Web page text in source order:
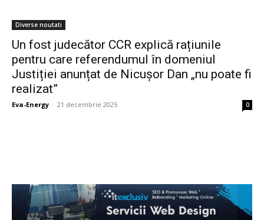
Diverse noutati
Un fost judecător CCR explică rațiunile
pentru care referendumul în domeniul
Justiției anunțat de Nicușor Dan „nu poate fi
realizat”
Eva-Energy - 21 decembrie 2025 0